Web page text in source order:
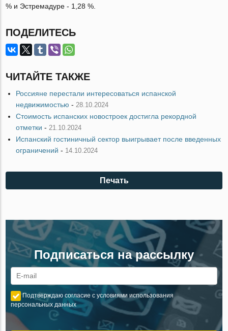
% и Эстремадуре - 1,28 %.
ПОДЕЛИТЕСЬ
ЧИТАЙТЕ ТАКЖЕ
Россияне перестали интересоваться испанской
недвижимостью - 28.10.2024
Стоимость испанских новостроек достигла рекордной
отметки - 21.10.2024
Испанский гостиничный сектор выигрывает после введенных
ограничений - 14.10.2024
Печать
Подписаться на рассылку
Подтверждаю согласие с условиями использования
персональных данных